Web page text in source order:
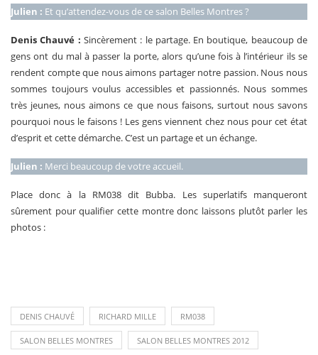
Julien : Et qu’attendez-vous de ce salon Belles Montres ?
Denis Chauvé : Sincèrement : le partage. En boutique, beaucoup de
gens ont du mal à passer la porte, alors qu’une fois à l’intérieur ils se
rendent compte que nous aimons partager notre passion. Nous nous
sommes toujours voulus accessibles et passionnés. Nous sommes
très jeunes, nous aimons ce que nous faisons, surtout nous savons
pourquoi nous le faisons ! Les gens viennent chez nous pour cet état
d’esprit et cette démarche. C’est un partage et un échange.
Julien : Merci beaucoup de votre accueil.
Place donc à la RM038 dit Bubba. Les superlatifs manqueront
sûrement pour qualifier cette montre donc laissons plutôt parler les
photos :
DENIS CHAUVÉ RICHARD MILLE RM038
SALON BELLES MONTRES SALON BELLES MONTRES 2012